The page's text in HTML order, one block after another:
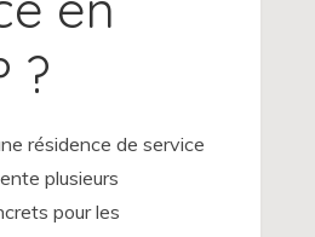
?
résidence de service
plusieurs
pour les